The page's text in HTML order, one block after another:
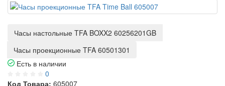
Часы настольные TFA BOXX2 60256201GB
Часы проекционные TFA 60501301
Есть в наличии
0
Код Товара: 605007